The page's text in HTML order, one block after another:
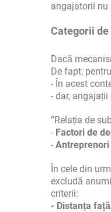
angajatorii nu
Categorii
Dacă
De fapt,
- În acest
- dar,
”Relația de
- Factori de
- Antreprenori
În cele din
excludă
criterii:
- Distanța